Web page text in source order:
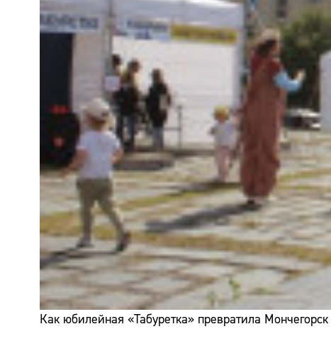
Как юбилейная «Табуретка» превратила